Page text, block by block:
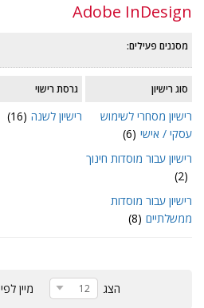
Adobe InDesign
מסננים פעילים:
סוג רישיון
רישיון מסחרי לשימוש
עסקי / אישי (6)
רישיון עבור מוסדות חינוך
(2)
רישיון עבור מוסדות
ממשלתיים (8)
גרסת רישוי
רישיון לשנה (16)
מיין לפי הצג 12